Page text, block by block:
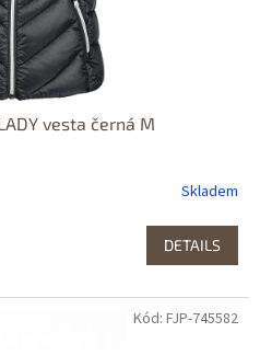
vesta černá M
Skladem
DETAILS
Kód: FJP-745582